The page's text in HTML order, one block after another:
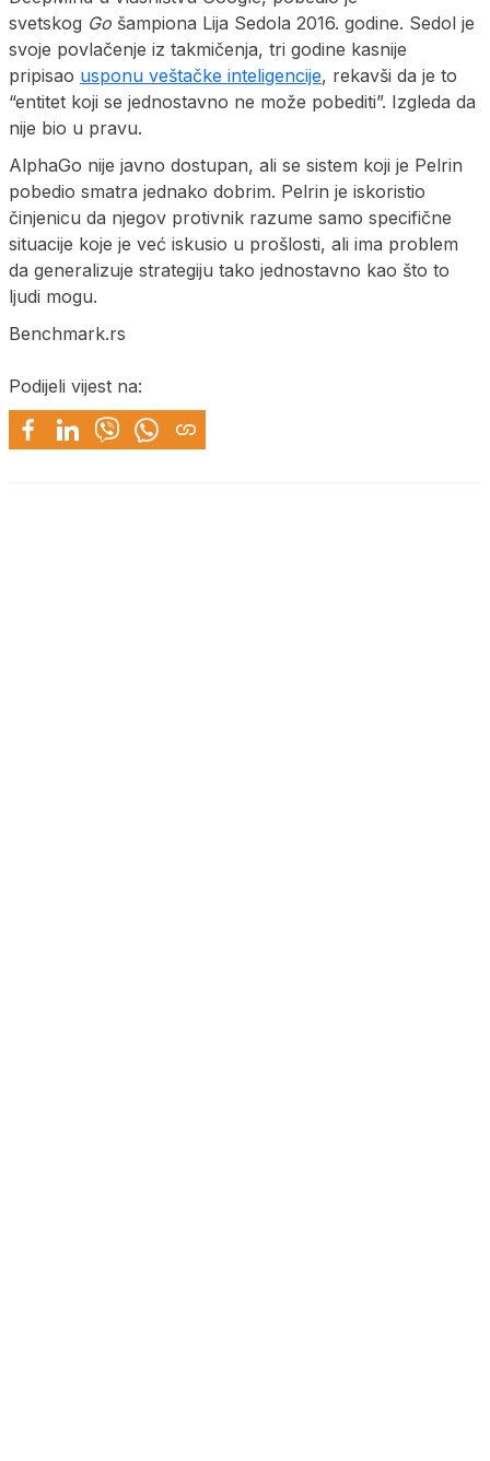
svetskog Go šampiona Lija Sedola 2016. godine. Sedol je
svoje povlačenje iz takmičenja, tri godine kasnije
pripisao usponu veštačke inteligencije, rekavši da je to
“entitet koji se jednostavno ne može pobediti”. Izgleda da
nije bio u pravu.
AlphaGo nije javno dostupan, ali se sistem koji je Pelrin
pobedio smatra jednako dobrim. Pelrin je iskoristio
činjenicu da njegov protivnik razume samo specifične
situacije koje je već iskusio u prošlosti, ali ima problem
da generalizuje strategiju tako jednostavno kao što to
ljudi mogu.
Benchmark.rs
Podijeli vijest na: